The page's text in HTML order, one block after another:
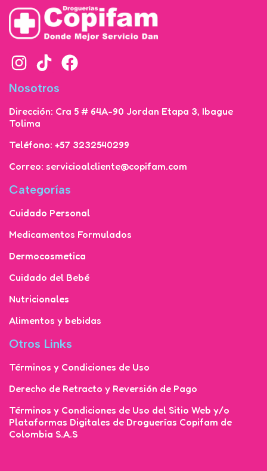
Nosotros
Dirección: Cra 5 # 64A-90 Jordan Etapa 3, Ibague
Tolima
Teléfono: +57 3232540299
Correo: servicioalcliente@copifam.com
Categorías
Cuidado Personal
Medicamentos Formulados
Dermocosmetica
Cuidado del Bebé
Nutricionales
Alimentos y bebidas
Otros Links
Términos y Condiciones de Uso
Derecho de Retracto y Reversión de Pago
Términos y Condiciones de Uso del Sitio Web y/o
Plataformas Digitales de Droguerías Copifam de
Colombia S.A.S